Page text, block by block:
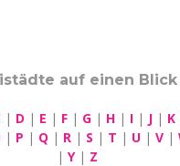
auf einen Blick
| D | E | F| G| H| I| J| K
| P | Q | R | S | T | U | V |
| Y| Z